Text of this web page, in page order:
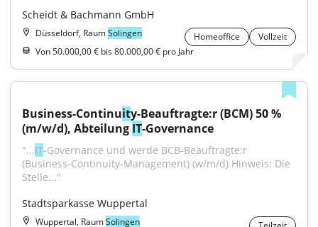
Scheidt & Bachmann GmbH
Düsseldorf, RaumSolingen Homeoffice
Vollzeit
Von 50.000,00 € bis 80.000,00 € pro Jahr
Business-Continuity-Beauftragte:r (BCM) 50 %
(m/w/d), Abteilung IT-Governance
"...IT-Governance und werde BCB-Beauftragte:r
(Business-Continuity-Management) (w/m/d) Hinweis: Die
Stelle..."
Stadtsparkasse Wuppertal
Wuppertal, RaumSolingen